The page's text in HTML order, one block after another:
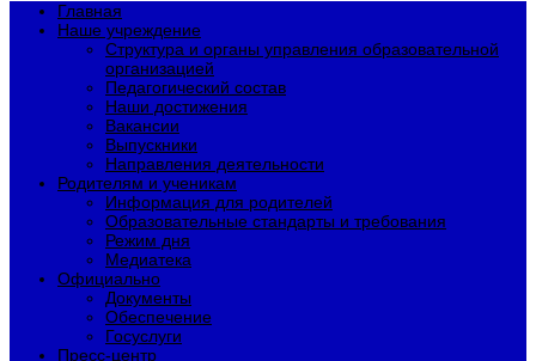
Главная
Наше учреждение
Структура и органы управления образовательной
организацией
Педагогический состав
Наши достижения
Вакансии
Выпускники
Направления деятельности
Родителям и ученикам
Информация для родителей
Образовательные стандарты и требования
Режим дня
Медиатека
Официально
Документы
Обеспечение
Госуслуги
Пресс-центр